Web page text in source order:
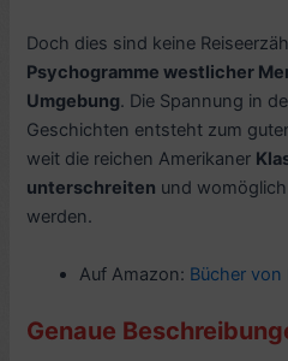
Doch dies sind keine
Psychogramme westlicher
Umgebung. Die Spannung in
Geschichten entsteht zum
weit die reichen Amerikaner
unterschreiten und
werden.
Auf Amazon: Bücher von
Genaue